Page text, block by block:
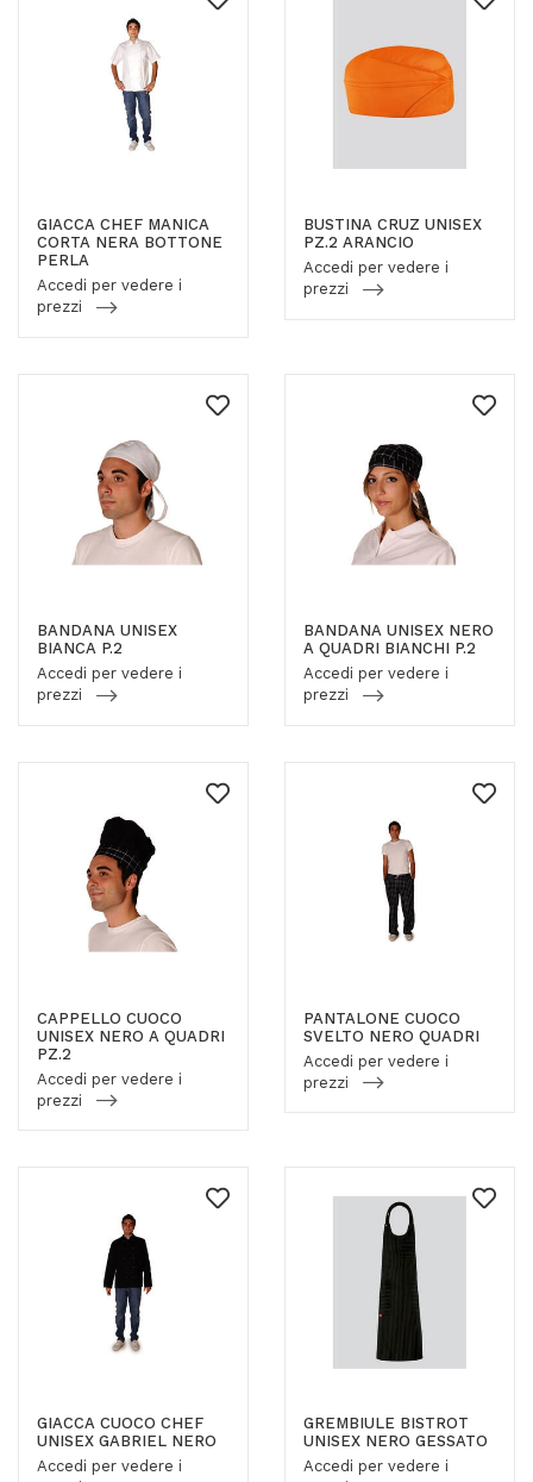
GIACCA CHEF MANICA
CORTA NERA BOTTONE
PERLA
Accedi per vedere i
prezzi
BUSTINA CRUZ UNISEX
PZ.2 ARANCIO
Accedi per vedere i
prezzi
BANDANA UNISEX
BIANCA P.2
Accedi per vedere i
prezzi
BANDANA UNISEX NERO
A QUADRI BIANCHI P.2
Accedi per vedere i
prezzi
CAPPELLO CUOCO
UNISEX NERO A QUADRI
PZ.2
Accedi per vedere i
prezzi
PANTALONE CUOCO
SVELTO NERO QUADRI
Accedi per vedere i
prezzi
GIACCA CUOCO CHEF
UNISEX GABRIEL NERO
Accedi per vedere i
GREMBIULE BISTROT
UNISEX NERO GESSATO
Accedi per vedere i